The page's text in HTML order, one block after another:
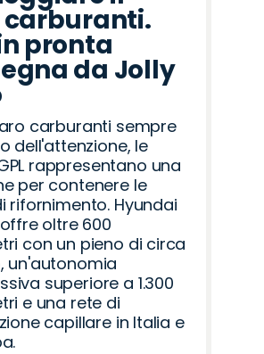
carburanti.
pronta
da Jolly
carburanti sempre
dell'attenzione, le
rappresentano una
per contenere le
rifornimento. Hyundai
offre oltre 600
con un pieno di circa
un'autonomia
superiore a 1.300
e una rete di
capillare in Italia e